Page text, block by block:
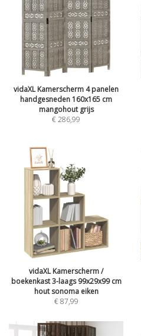
vidaXL Kamerscherm 4 panelen
handgesneden 160x165 cm
mangohout grijs
€286,99
vidaXL Kamerscherm /
boekenkast 3-laags 99x29x99 cm
hout sonoma eiken
€87,99